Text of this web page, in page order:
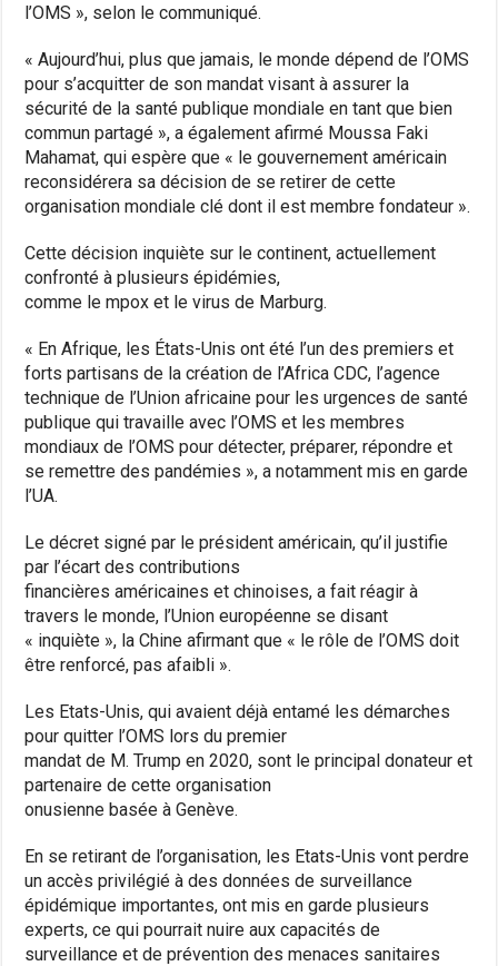
l’OMS », selon le communiqué.
« Aujourd’hui, plus que jamais, le monde dépend de l’OMS
pour s’acquitter de son mandat visant à assurer la
sécurité de la santé publique mondiale en tant que bien
commun partagé », a également afirmé Moussa Faki
Mahamat, qui espère que « le gouvernement américain
reconsidérera sa décision de se retirer de cette
organisation mondiale clé dont il est membre fondateur ».
Cette décision inquiète sur le continent, actuellement
confronté à plusieurs épidémies,
comme le mpox et le virus de Marburg.
« En Afrique, les États-Unis ont été l’un des premiers et
forts partisans de la création de l’Africa CDC, l’agence
technique de l’Union africaine pour les urgences de santé
publique qui travaille avec l’OMS et les membres
mondiaux de l’OMS pour détecter, préparer, répondre et
se remettre des pandémies », a notamment mis en garde
l’UA.
Le décret signé par le président américain, qu’il justifie
par l’écart des contributions
financières américaines et chinoises, a fait réagir à
travers le monde, l’Union européenne se disant
« inquiète », la Chine afirmant que « le rôle de l’OMS doit
être renforcé, pas afaibli ».
Les Etats-Unis, qui avaient déjà entamé les démarches
pour quitter l’OMS lors du premier
mandat de M. Trump en 2020, sont le principal donateur et
partenaire de cette organisation
onusienne basée à Genève.
En se retirant de l’organisation, les Etats-Unis vont perdre
un accès privilégié à des données de surveillance
épidémique importantes, ont mis en garde plusieurs
experts, ce qui pourrait nuire aux capacités de
surveillance et de prévention des menaces sanitaires